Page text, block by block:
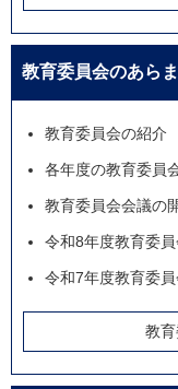
教育委員会のあら
教育委員会の紹介
各年度の教育委員
教育委員会会議の
令和8年度教育委
令和7年度教育委
教